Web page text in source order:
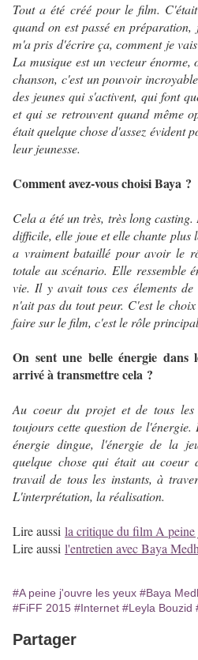
Tout a été créé pour le film.
quand on est passé en
m'a pris d'écrire ça, comment je
La musique est un vecteur
chanson, c'est un pouvoir
des jeunes qui s'activent, qui font
et qui se retrouvent quand même
était quelque chose d'assez évident
leur jeunesse.
Comment avez-vous choisi Baya ?
Cela a été un très, très long
difficile, elle joue et elle chante plus
a vraiment bataillé pour avoir le
totale au scénario. Elle ressemble
vie. Il y avait tous ces élements
n'ait pas du tout peur. C'est le
faire sur le film, c'est le rôle
On sent une belle énergie dans
arrivé à transmettre cela ?
Au coeur du projet et de tous
toujours cette question de
énergie dingue, l'énergie de la
quelque chose qui était au coeur
travail de tous les instants, à
L'interprétation, la réalisation.
Lire aussi la critique du film A peine
Lire aussi l'entretien avec Baya
#A peine j'ouvre les yeux #Baya
#FiFF 2015 #Internet #Leyla Bouzid
Partager